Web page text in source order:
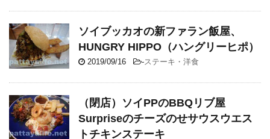
ソイブッカオの新ファラン飯屋、
HUNGRY HIPPO（ハングリーヒポ）
2019/09/16 -ステーキ・洋食
（閉店）ソイPPのBBQリブ屋
Surpriseのチーズのせサウスウエス
トチキンステーキ